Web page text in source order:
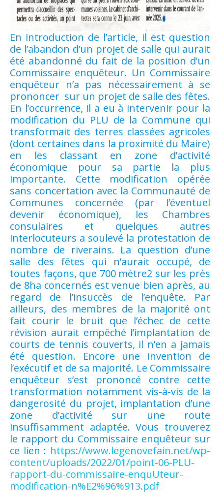
En introduction de l’article, il est question
de l’abandon d’un projet de salle qui aurait
été abandonné du fait de la position d’un
Commissaire enquêteur. Un Commissaire
enquêteur n’a pas nécessairement à se
prononcer sur un projet de salle des fêtes.
En l’occurrence, il a eu à intervenir pour la
modification du PLU de la Commune qui
transformait des terres classées agricoles
(dont certaines dans la proximité du Maire)
en les classant en zone d’activité
économique pour sa partie la plus
importante. Cette modification opérée
sans concertation avec la Communauté de
Communes concernée (par l’éventuel
devenir économique), les Chambres
consulaires et quelques autres
interlocuteurs a soulevé la protestation de
nombre de riverains. La question d’une
salle des fêtes qui n’aurait occupé, de
toutes façons, que 700 mètre2 sur les près
de 8ha concernés est venue bien après, au
regard de l’insuccès de l’enquête. Par
ailleurs, des membres de la majorité ont
fait courir le bruit que l’échec de cette
révision aurait empêché l’implantation de
courts de tennis couverts, il n’en a jamais
été question. Encore une invention de
l’exécutif et de sa majorité. Le Commissaire
enquêteur s’est prononcé contre cette
transformation notamment vis-à-vis de la
dangerosité du projet, implantation d’une
zone d’activité sur une route
insuffisamment adaptée. Vous trouverez
le rapport du Commissaire enquêteur sur
ce lien : https://www.legenovefain.net/wp-
content/uploads/2022/01/point-06-PLU-
rapport-du-commissaire-enquUteur-
modification-n%E2%96%913.pdf